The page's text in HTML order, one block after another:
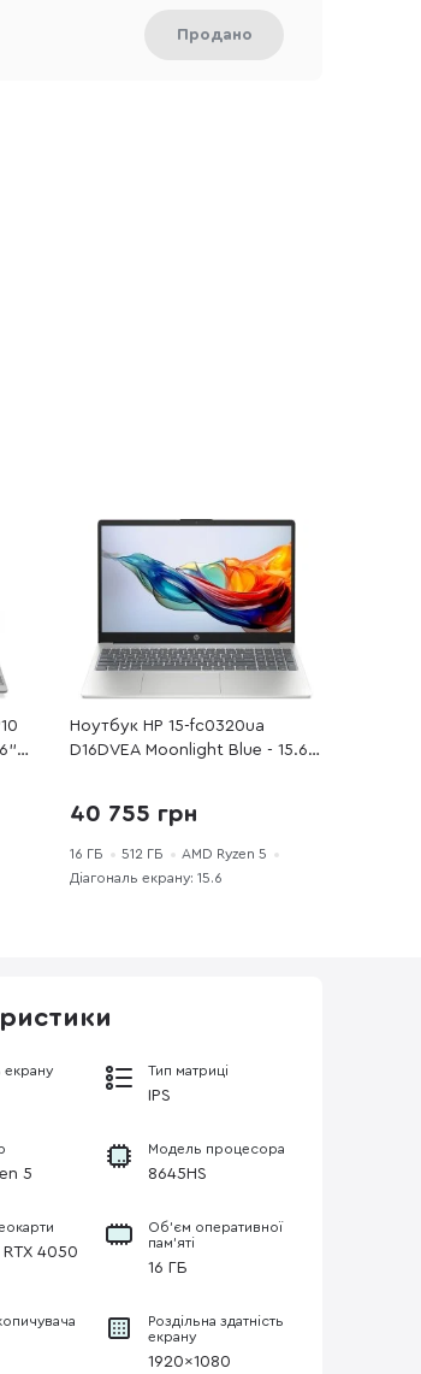
Продано
Ноутбук HP 15-fc0320ua
D16DVEA Moonlight Blue - 15.6"
SSD 512 ГБ / Radeon Graphics
40 755 грн
16 ГБ 512 ГБ
AMD Ryzen 5
Діагональ екрану: 15.6
екрану Тип матриці
IPS
5
Модель процесора
8645HS
4050
Об’єм оперативної
пам’яті
16 ГБ
Роздільна здатність
екрану
1920×1080